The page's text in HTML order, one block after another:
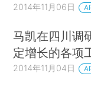
2014年11月06日
马凯在四川调
定增长的各项
2014年11月04日